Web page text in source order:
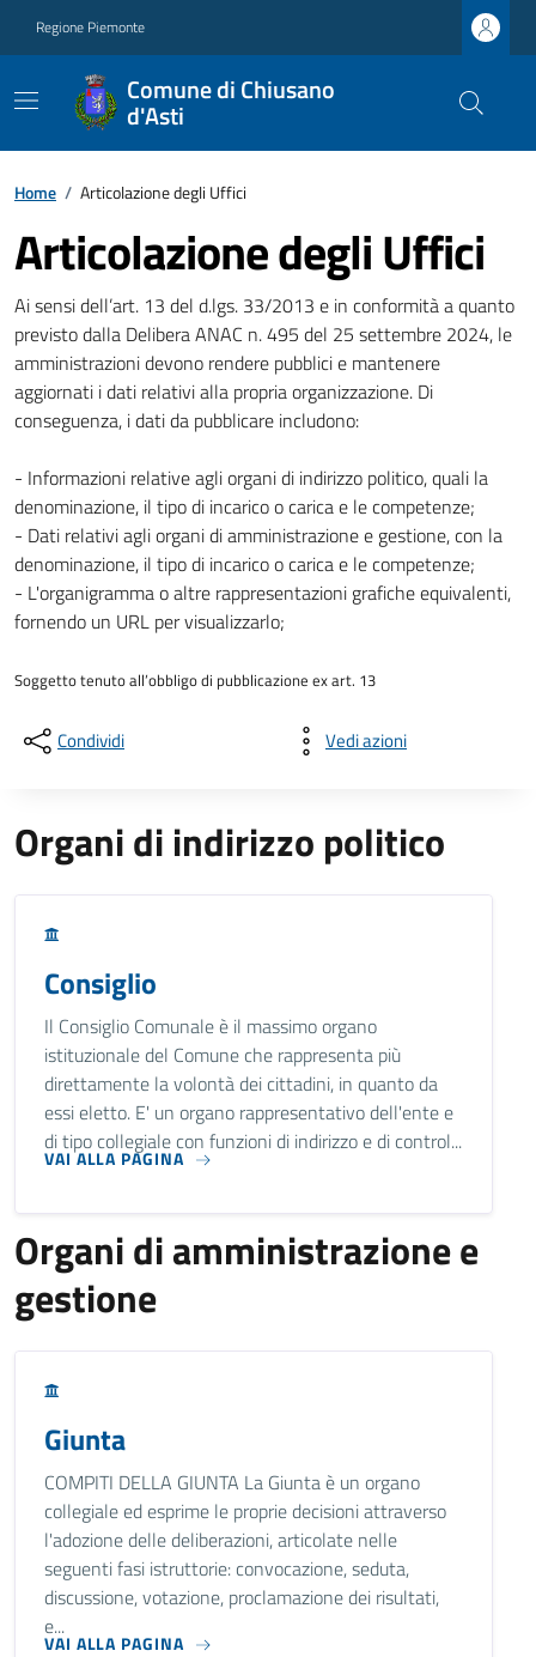
Regione Piemonte
Comune di Chiusano
d'Asti
Home / Articolazione degli Uffici
Articolazione degli Uffici
Ai sensi dell’art. 13 del d.lgs. 33/2013 e in conformità a quanto
previsto dalla Delibera ANAC n. 495 del 25 settembre 2024, le
amministrazioni devono rendere pubblici e mantenere
aggiornati i dati relativi alla propria organizzazione. Di
conseguenza, i dati da pubblicare includono:
- Informazioni relative agli organi di indirizzo politico, quali la
denominazione, il tipo di incarico o carica e le competenze;
- Dati relativi agli organi di amministrazione e gestione, con la
denominazione, il tipo di incarico o carica e le competenze;
- L'organigramma o altre rappresentazioni grafiche equivalenti,
fornendo un URL per visualizzarlo;
Soggetto tenuto all’obbligo di pubblicazione ex art. 13
Condividi Vedi azioni
Organi di indirizzo politico
Consiglio
Il Consiglio Comunale è il massimo organo
istituzionale del Comune che rappresenta più
direttamente la volontà dei cittadini, in quanto da
essi eletto. E' un organo rappresentativo dell'ente e
di tipo collegiale con funzioni di indirizzo e di control...
VAI ALLA PAGINA
Organi di amministrazione e
gestione
Giunta
COMPITI DELLA GIUNTA La Giunta è un organo
collegiale ed esprime le proprie decisioni attraverso
l'adozione delle deliberazioni, articolate nelle
seguenti fasi istruttorie: convocazione, seduta,
discussione, votazione, proclamazione dei risultati,
e...
VAI ALLA PAGINA